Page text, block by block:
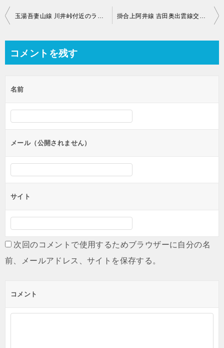
投
ビ
ー
シ
ン
玉湯吾妻山線 川井峠付近のライブカメラ【島根県雲南市大東町】 掛合上阿井線 吉田奥出雲線交差点付近のライブカメラ【島根県雲南市吉田町吉田】
コメントを残す
名前
メール（公開されません）
サイト
次回のコメントで使用するためブラウザーに自分の名
前、メールアドレス、サイトを保存する。
コメント